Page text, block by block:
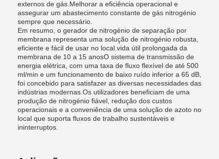
externos de gás.Melhorar a eficiência operacional e
assegurar um abastecimento constante de gás nitrogénio
sempre que necessário.
Em resumo, o gerador de nitrogénio de separação por
membrana representa uma solução de nitrogénio robusta,
eficiente e fácil de usar no local.vida útil prolongada da
membrana de 10 a 15 anosO sistema de transmissão de
energia elétrica, com uma taxa de fluxo flexível de até 500
ml/min e um funcionamento de baixo ruído inferior a 65 dB,
foi concebido para satisfazer as diversas necessidades das
indústrias modernas.Os utilizadores beneficiam de uma
produção de nitrogénio fiável, redução dos custos
operacionais e a conveniência de uma solução de azoto no
local que suporta fluxos de trabalho sustentáveis e
ininterruptos.